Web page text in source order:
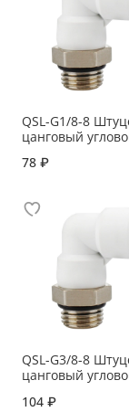
QSL-G1/8-8
цанговый
78 ₽
QSL-G3/8-8
цанговый
104 ₽